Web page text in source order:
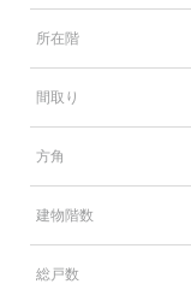
所在階
間取り
方角
建物階数
総戸数